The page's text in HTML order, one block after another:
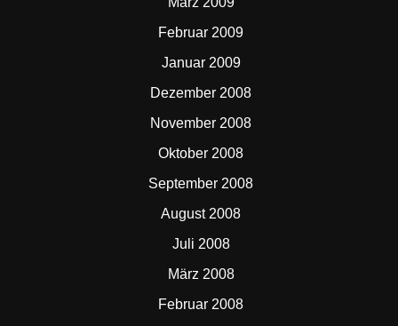
Februar 2009
Januar 2009
Dezember 2008
November 2008
Oktober 2008
September 2008
August 2008
Juli 2008
März 2008
Februar 2008